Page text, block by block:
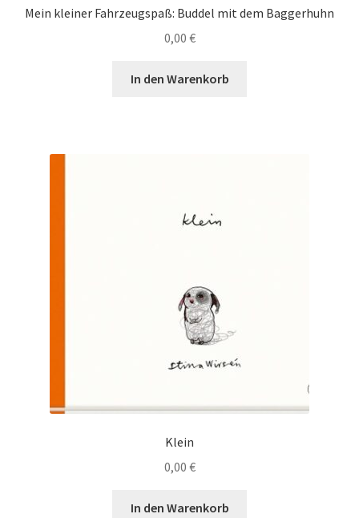
Mein kleiner Fahrzeugspaß: Buddel mit dem Baggerhuhn
0,00 €
In den Warenkorb
Klein
0,00 €
In den Warenkorb